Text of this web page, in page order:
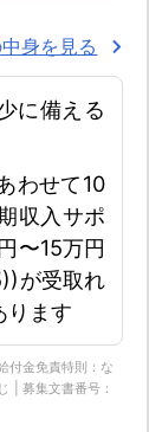
身を見る
に備える
わせて10
収入サポ
〜15万円
が受取れ
ります
付金免責特則：な
| 募集文書番号：